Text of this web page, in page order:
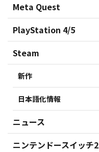
Meta Quest
PlayStation 4/5
Steam
新作
日本語化情報
ニュース
ニンテンドースイッチ2